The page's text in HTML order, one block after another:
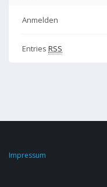
Anmelden
Entries RSS
Impressum